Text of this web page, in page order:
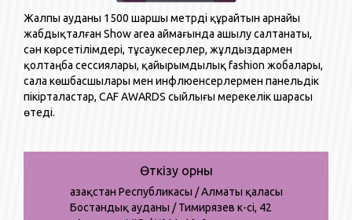
Жалпы ауданы 1500 шаршы метрді құрайтын арнайы
жабдықталған Show area аймағында ашылу салтанаты,
сән көрсетілімдері, тұсаукесерлер, жұлдыздармен
қолтаңба сессиялары, қайырымдылық fashion жобалары,
сала көшбасшылары мен инфлюенсерлермен панельдік
пікірталастар, CAF AWARDS сыйлығы мерекелік шарасы
өтеді.
Өткізу орны
Қазақстан Республикасы / Алматы қаласы
Бостандық ауданы / Тимирязев к-сі, 42